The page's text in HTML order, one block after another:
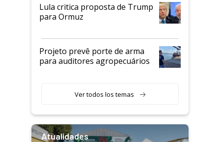
Lula critica proposta de Trump
para Ormuz
Projeto prevê porte de arma
para auditores agropecuários
Ver todos los temas
Atualidades